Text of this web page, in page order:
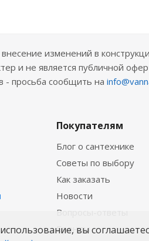
изменений в
и не является публичной
- просьба сообщить на
Покупателям
Блог о сантехнике
Советы по выбору
Как заказать
Новости
Вопросы-ответы
Бренды
вы